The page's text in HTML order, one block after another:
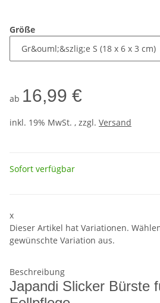
Größe
ab 16,99 €
inkl. 19% MwSt. , zzgl. Versand
Sofort verfügbar
x
Dieser Artikel hat Variationen.
gewünschte Variation aus.
Beschreibung
Japandi Slicker Bürste